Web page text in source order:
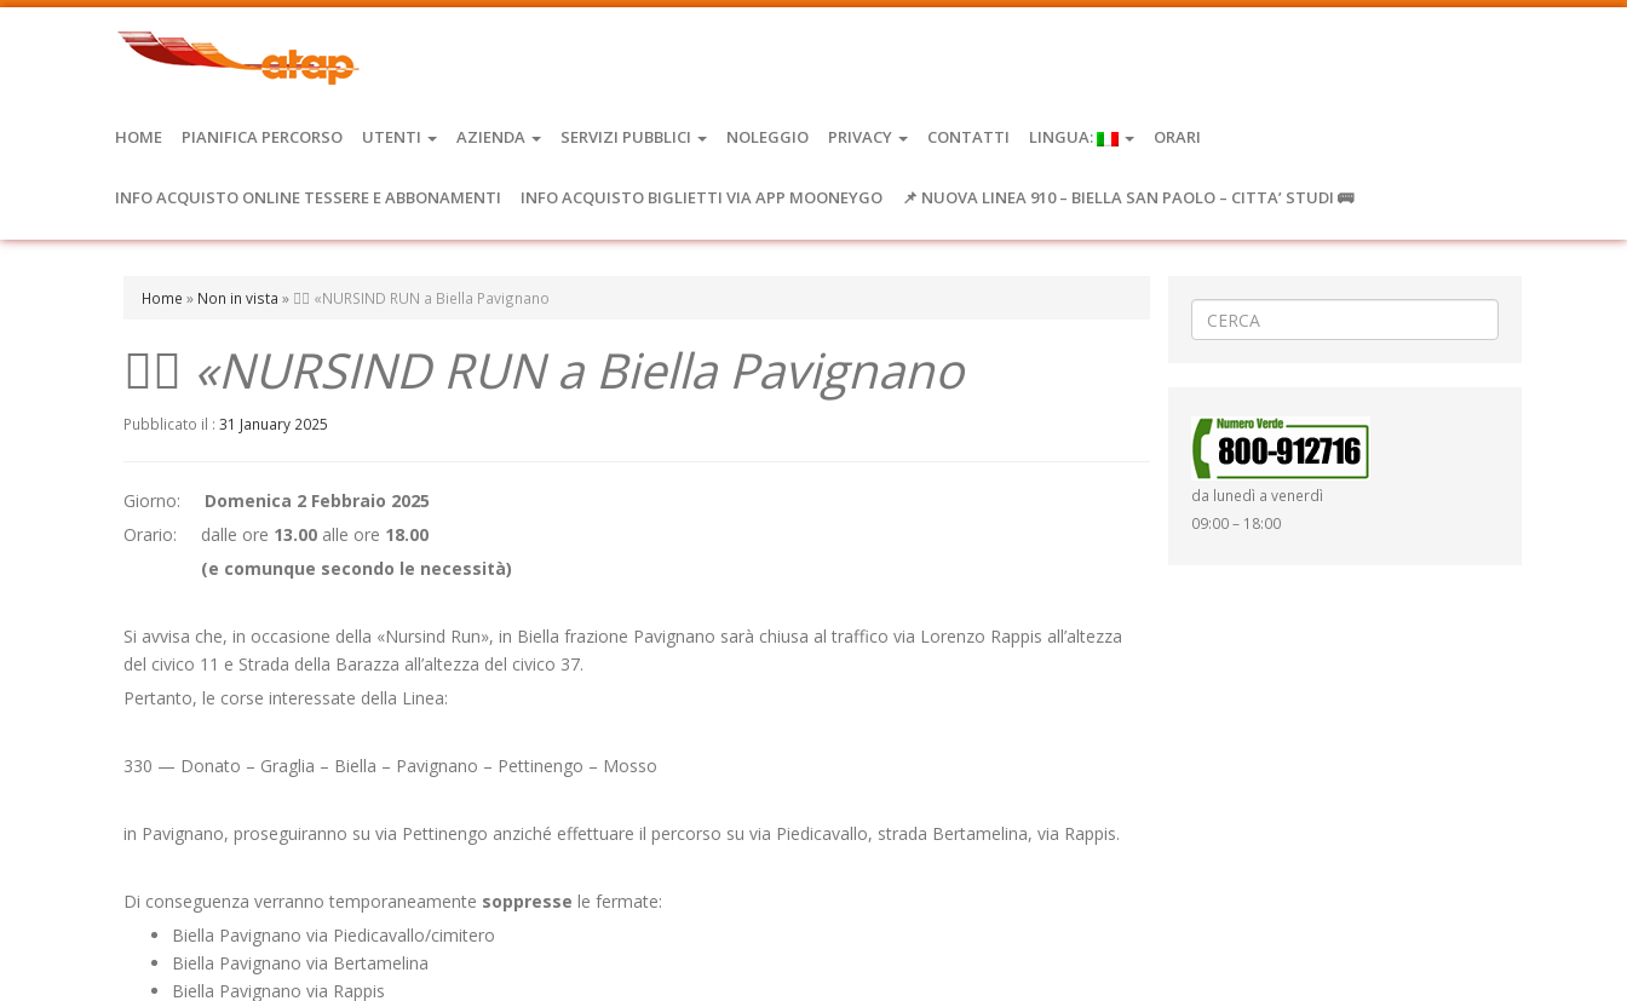
HOME PIANIFICA PERCORSO UTENTI AZIENDA SERVIZI PUBBLICI NOLEGGIO PRIVACY CONTATTI LINGUA: ORARI
INFO ACQUISTO ONLINE TESSERE E ABBONAMENTI INFO ACQUISTO BIGLIETTI VIA APP MOONEYGO 📌 NUOVA LINEA 910 – BIELLA SAN PAOLO – CITTA’ STUDI 🚌
Home » Non in vista » 🏃‍♂️ «NURSIND RUN a Biella Pavignano
🏃‍♂️ «NURSIND RUN a Biella Pavignano
Pubblicato il : 31 January 2025
Giorno: Domenica 2 Febbraio 2025
Orario: dalle ore 13.00 alle ore 18.00
(e comunque secondo le necessità)
Si avvisa che, in occasione della «Nursind Run», in Biella frazione Pavignano sarà chiusa al traffico via Lorenzo Rappis all’altezza
del civico 11 e Strada della Barazza all’altezza del civico 37.
Pertanto, le corse interessate della Linea:
330 — Donato – Graglia – Biella – Pavignano – Pettinengo – Mosso
in Pavignano, proseguiranno su via Pettinengo anziché effettuare il percorso su via Piedicavallo, strada Bertamelina, via Rappis.
Di conseguenza verranno temporaneamente soppresse le fermate:
Biella Pavignano via Piedicavallo/cimitero
Biella Pavignano via Bertamelina
Biella Pavignano via Rappis
da lunedì a venerdì
09:00 – 18:00